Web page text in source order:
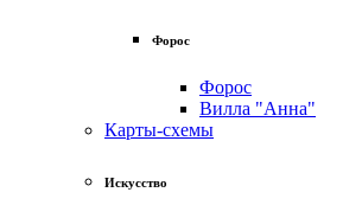
Форос
Форос
Вилла "Анна"
Карты-схемы
Искусство